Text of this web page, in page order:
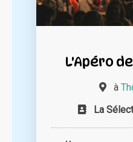
L'Apéro
à
La